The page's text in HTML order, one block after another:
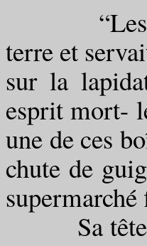
“Les
terre et
sur la
esprit mort-
une de ces
chute de
Sa tête,